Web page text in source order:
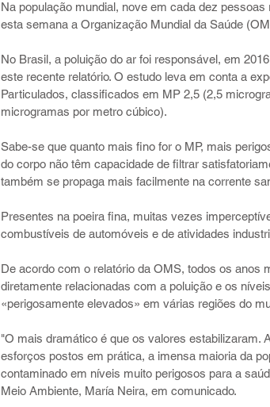
Na população mundial, nove em cada dez
esta semana a Organização Mundial da Saúde
No Brasil, a poluição do ar foi responsável, em
este recente relatório. O estudo leva em conta a
Particulados, classificados em MP 2,5 (2,5
microgramas por metro cúbico).
Sabe-se que quanto mais fino for o MP, mais
do corpo não têm capacidade de filtrar
também se propaga mais facilmente na corrente
Presentes na poeira fina, muitas vezes
combustíveis de automóveis e de atividades
De acordo com o relatório da OMS, todos os anos
diretamente relacionadas com a poluição e os
«perigosamente elevados» em várias regiões do
"O mais dramático é que os valores estabilizaram.
esforços postos em prática, a imensa maioria da
contaminado em níveis muito perigosos para a
Meio Ambiente, María Neira, em comunicado.